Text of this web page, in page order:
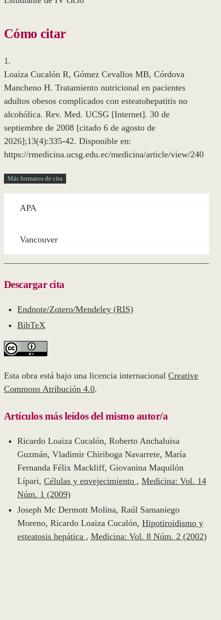
Cómo citar
1.
Loaiza Cucalón R, Gómez Cevallos MB, Córdova
Mancheno H. Tratamiento nutricional en pacientes
adultos obesos complicados con esteatohepatitis no
alcohólica. Rev. Med. UCSG [Internet]. 30 de
septiembre de 2008 [citado 6 de agosto de
2026];13(4):335-42. Disponible en:
https://rmedicina.ucsg.edu.ec/medicina/article/view/240
Más formatos de cita
APA
Vancouver
Descargar cita
Endnote/Zotero/Mendeley (RIS)
BibTeX
Esta obra está bajo una licencia internacional Creative
Commons Atribución 4.0.
Artículos más leídos del mismo autor/a
Ricardo Loaiza Cucalón, Roberto Anchaluisa
Guzmán, Vladimir Chiriboga Navarrete, María
Fernanda Félix Mackliff, Giovanina Maquilón
Lípari, Células y envejecimiento , Medicina: Vol. 14
Núm. 1 (2009)
Joseph Mc Dermott Molina, Raúl Samaniego
Moreno, Ricardo Loaiza Cucalón, Hipotiroidismo y
esteatosis hepática , Medicina: Vol. 8 Núm. 2 (2002)